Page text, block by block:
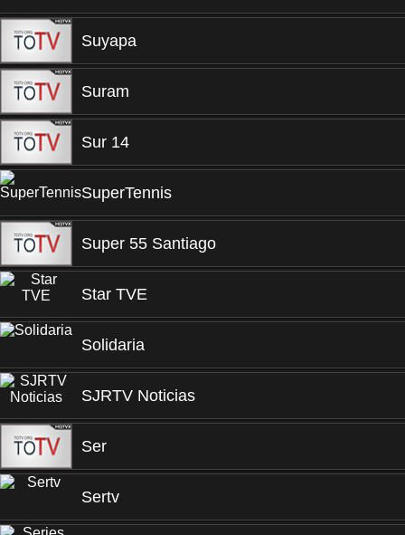
Suyapa
Suram
Sur 14
SuperTennis
Super 55 Santiago
Star TVE
Solidaria
SJRTV Noticias
Ser
Sertv